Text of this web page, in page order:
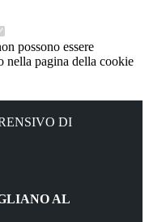
possono essere
nella pagina della cookie
DI
AL